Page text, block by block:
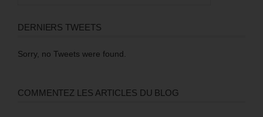
DERNIERS TWEETS
Sorry, no Tweets were found.
COMMENTEZ LES ARTICLES DU BLOG